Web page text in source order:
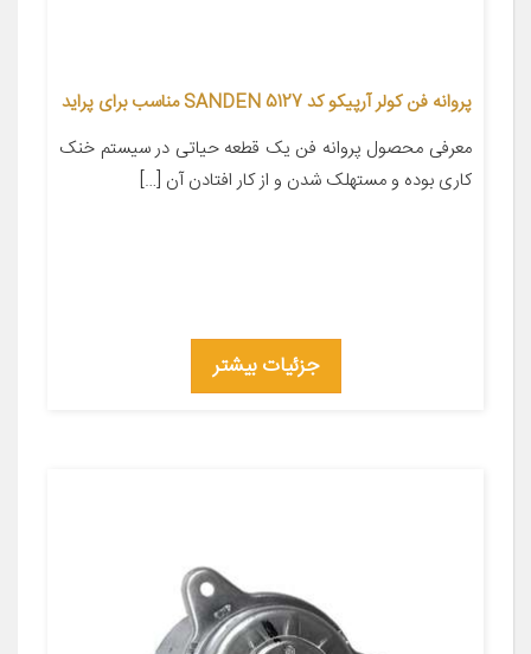
پروانه فن کولر آرپیکو کد SANDEN 5127 مناسب برای پراید
معرفی محصول پروانه فن یک قطعه حیاتی در سیستم خنک
کاری بوده و مستهلک شدن و از کار افتادن آن […]
جزئیات بیشتر